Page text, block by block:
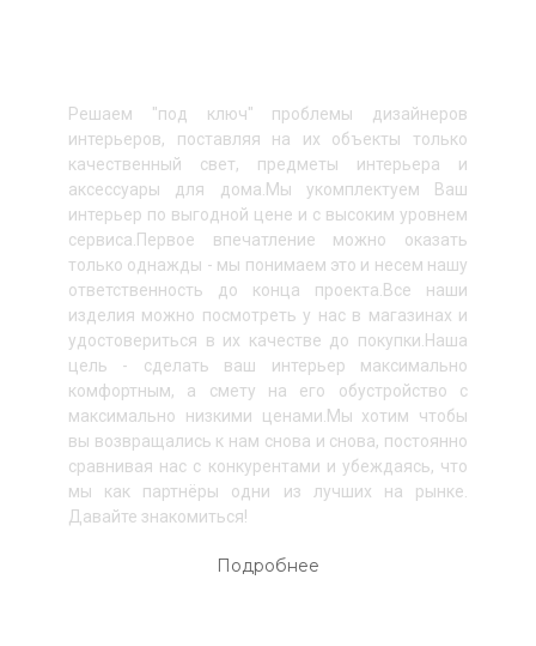
Решаем "под ключ" проблемы дизайнеров
интерьеров, поставляя на их объекты только
качественный свет, предметы интерьера и
аксессуары для дома. ​ Мы укомплектуем Ваш
интерьер по выгодной цене и с высоким уровнем
сервиса. ​ Первое впечатление можно оказать
только однажды - мы понимаем это и несем нашу
ответственность до конца проекта. ​ Все наши
изделия можно посмотреть у нас в магазинах и
удостовериться в их качестве до покупки. ​ Наша
цель - сделать ваш интерьер максимально
комфортным, а смету на его обустройство с
максимально низкими ценами. ​ Мы хотим чтобы
вы возвращались к нам снова и снова, постоянно
сравнивая нас с конкурентами и убеждаясь, что
мы как партнёры одни из лучших на рынке. ​
Давайте знакомиться!
Подробнее